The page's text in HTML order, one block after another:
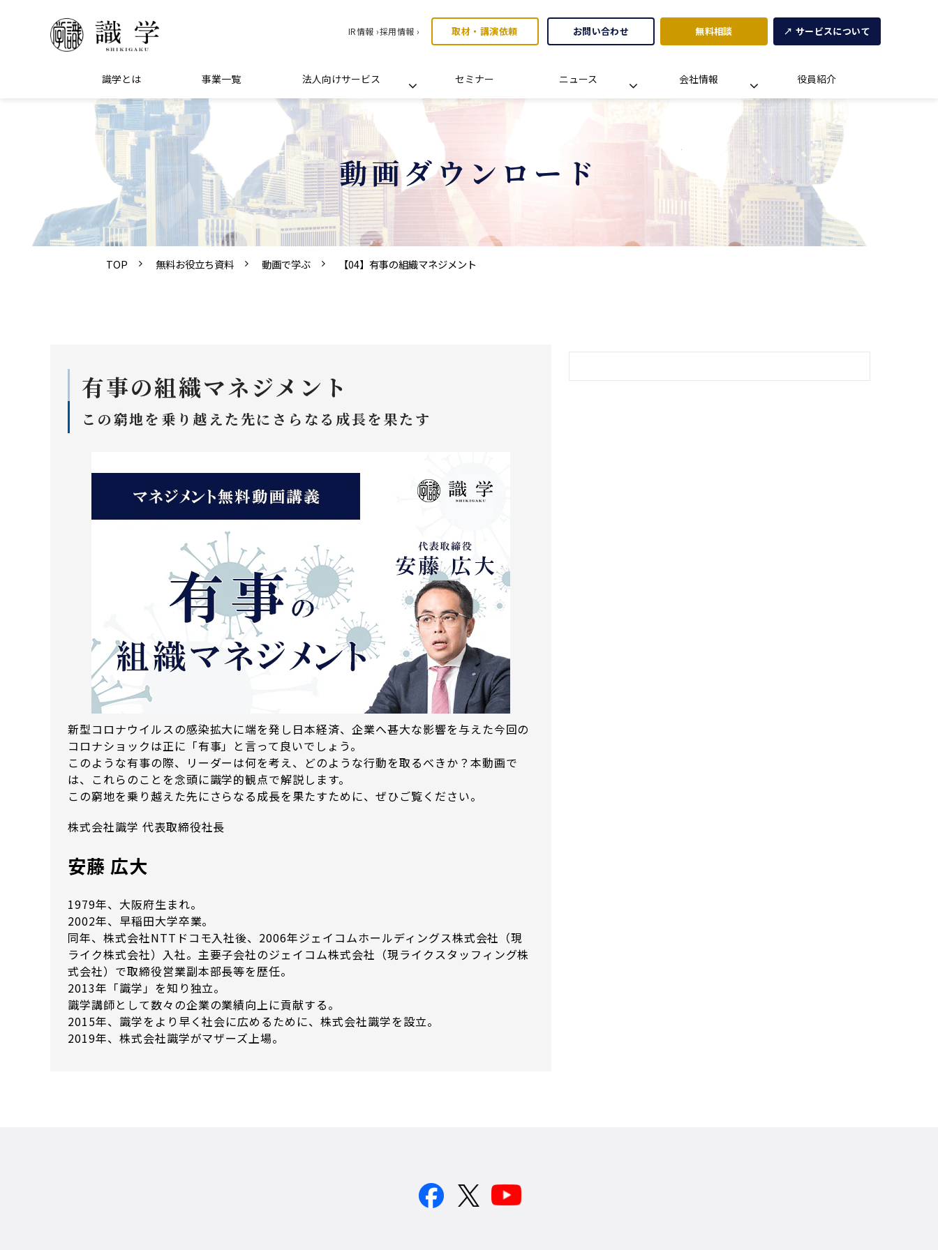
IR情報 ›採用情報 › 取材・講演依頼 お問い合わせ 無料相談 ↗ サービスについて
識学とは 事業一覧 法人向けサービス セミナー ニュース 会社情報 役員紹介
動画ダウンロード
TOP 無料お役立ち資料 動画で学ぶ 【04】有事の組織マネジメント
有事の組織マネジメント
この窮地を乗り越えた先にさらなる成長を果たす
新型コロナウイルスの感染拡大に端を発し日本経済、企業へ甚大な影響を与えた今回の
コロナショックは正に「有事」と言って良いでしょう。
このような有事の際、リーダーは何を考え、どのような行動を取るべきか？本動画で
は、これらのことを念頭に識学的観点で解説します。
この窮地を乗り越えた先にさらなる成長を果たすために、ぜひご覧ください。
株式会社識学 代表取締役社長
安藤 広大
1979年、大阪府生まれ。
2002年、早稲田大学卒業。
同年、株式会社NTTドコモ入社後、2006年ジェイコムホールディングス株式会社（現
ライク株式会社）入社。主要子会社のジェイコム株式会社（現ライクスタッフィング株
式会社）で取締役営業副本部長等を歴任。
2013年「識学」を知り独立。
識学講師として数々の企業の業績向上に貢献する。
2015年、識学をより早く社会に広めるために、株式会社識学を設立。
2019年、株式会社識学がマザーズ上場。